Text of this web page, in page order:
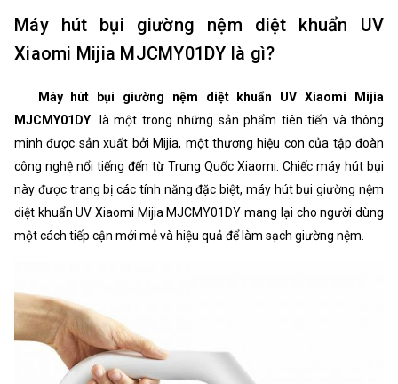
Máy hút bụi giường nệm diệt khuẩn UV
Xiaomi Mijia MJCMY01DY là gì?
Máy hút bụi giường nệm diệt khuẩn UV Xiaomi Mijia
MJCMY01DY
là một trong những sản phẩm tiên tiến và thông
minh được sản xuất bởi Mijia, một thương hiệu con của tập đoàn
công nghệ nổi tiếng đến từ Trung Quốc Xiaomi. Chiếc máy hút bụi
này được trang bị các tính năng đặc biệt, máy hút bụi giường nệm
diệt khuẩn UV Xiaomi Mijia MJCMY01DY mang lại cho người dùng
một cách tiếp cận mới mẻ và hiệu quả để làm sạch giường nệm.